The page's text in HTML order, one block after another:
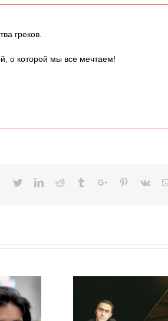
греков.
о которой мы все мечтаем!
Facebook
TwitterLinkedinReddit TumblrGoogle+Pinterest
Vk